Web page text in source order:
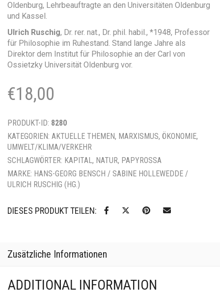
Oldenburg, Lehrbeauftragte an den Universitäten Oldenburg
und Kassel.
Ulrich Ruschig, Dr. rer. nat., Dr. phil. habil., *1948, Professor
für Philosophie im Ruhestand. Stand lange Jahre als
Direktor dem Institut für Philosophie an der Carl von
Ossietzky Universität Oldenburg vor.
€18,00
PRODUKT-ID: 8280
KATEGORIEN: AKTUELLE THEMEN, MARXISMUS, ÖKONOMIE,
UMWELT/KLIMA/VERKEHR
SCHLAGWÖRTER: KAPITAL, NATUR, PAPYROSSA
MARKE: HANS-GEORG BENSCH / SABINE HOLLEWEDDE /
ULRICH RUSCHIG (HG.)
DIESES PRODUKT TEILEN:
Zusätzliche Informationen
ADDITIONAL INFORMATION